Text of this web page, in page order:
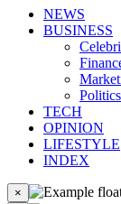
NEWS
BUSINESS
Politics
TECH
OPINION
LIFESTYLE
INDEX
×